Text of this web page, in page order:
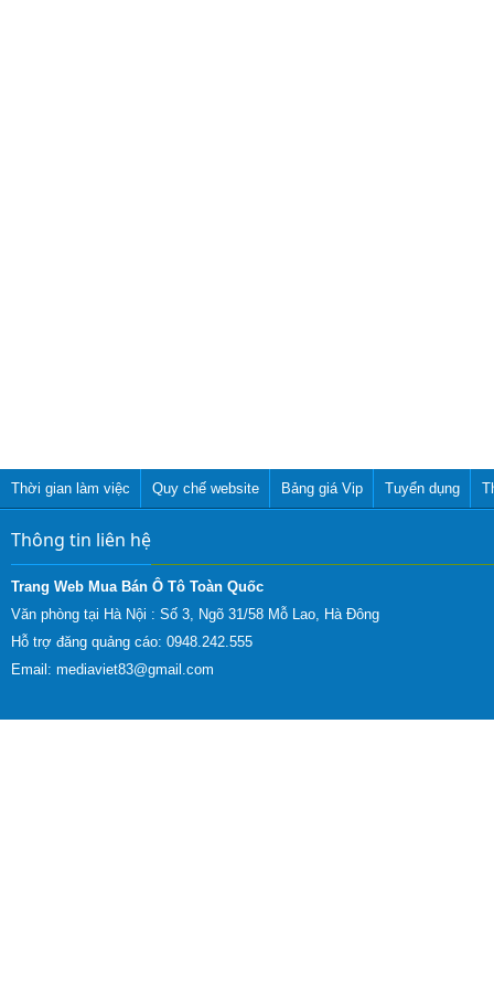
Thời gian làm việc Quy chế website Bảng giá Vip Tuyển dụng
Thông tin liên hệ
Trang Web Mua Bán Ô Tô Toàn Quốc
Văn phòng tại Hà Nội : Số 3, Ngõ 31/58 Mỗ Lao, Hà Đông
Hỗ trợ đăng quảng cáo: 0948.242.555
Email: mediaviet83@gmail.com